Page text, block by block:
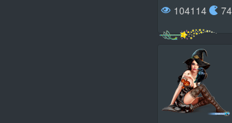
104114